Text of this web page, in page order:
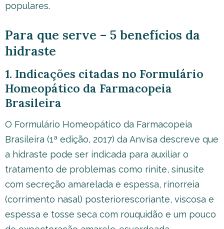
populares.
Para que serve – 5 benefícios da
hidraste
1. Indicações citadas no Formulário
Homeopático da Farmacopeia
Brasileira
O Formulário Homeopático da Farmacopeia
Brasileira (1ª edição, 2017) da Anvisa descreve que
a hidraste pode ser indicada para auxiliar o
tratamento de problemas como rinite, sinusite
com secreção amarelada e espessa, rinorreia
(corrimento nasal) posteriorescoriante, viscosa e
espessa e tosse seca com rouquidão e um pouco